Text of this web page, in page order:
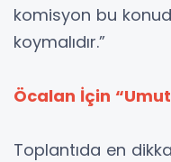
komisyon bu
koymalıdır.”
Öcalan İçin
Toplantıda en